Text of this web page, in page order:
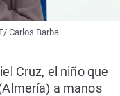
Carlos Barba
Cruz, el niño que
a manos